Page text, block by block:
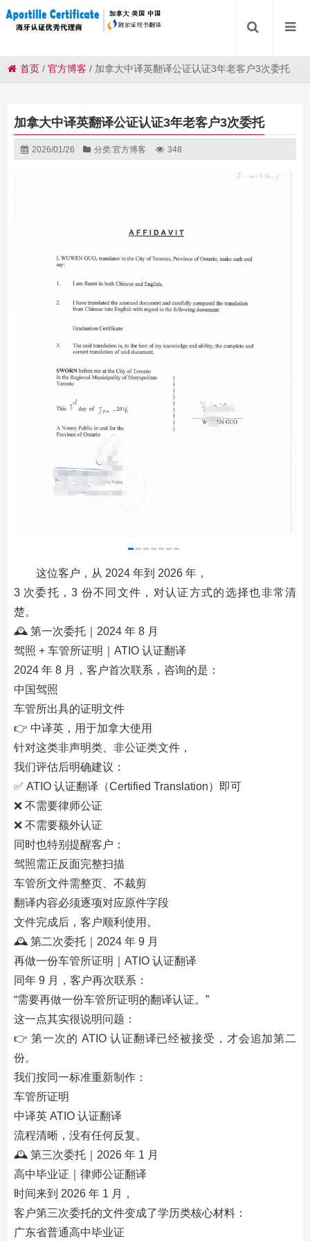
首页 /官方博客 / 加拿大中译英翻译公证认证3年老客户3次委托
加拿大中译英翻译公证认证3年老客户3次委托
2026/01/26 分类:官方博客 348
这位客户，从 2024 年到 2026 年，
3 次委托，3 份不同文件，对认证方式的选择也非常清
楚。
🕰 第一次委托｜2024 年 8 月
驾照 + 车管所证明｜ATIO 认证翻译
2024 年 8 月，客户首次联系，咨询的是：
中国驾照
车管所出具的证明文件
👉 中译英，用于加拿大使用
针对这类非声明类、非公证类文件，
我们评估后明确建议：
✅ ATIO 认证翻译（Certified Translation）即可
❌ 不需要律师公证
❌ 不需要额外认证
同时也特别提醒客户：
驾照需正反面完整扫描
车管所文件需整页、不裁剪
翻译内容必须逐项对应原件字段
文件完成后，客户顺利使用。
🕰 第二次委托｜2024 年 9 月
再做一份车管所证明｜ATIO 认证翻译
同年 9 月，客户再次联系：
“需要再做一份车管所证明的翻译认证。”
这一点其实很说明问题：
👉 第一次的 ATIO 认证翻译已经被接受，才会追加第二
份。
我们按同一标准重新制作：
车管所证明
中译英 ATIO 认证翻译
流程清晰，没有任何反复。
🕰 第三次委托｜2026 年 1 月
高中毕业证｜律师公证翻译
时间来到 2026 年 1 月，
客户第三次委托的文件变成了学历类核心材料：
广东省普通高中毕业证